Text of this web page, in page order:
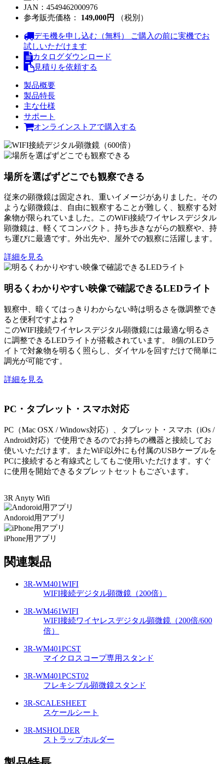
JAN： 4549462000976
参考販売価格：
149,000円 （税別）
デモ機を申し込む（無料）
ご購入の前に実機でお
試しいただけます
カタログダウンロード
見積りを依頼する
製品概要
製品特長
主な仕様
サポート
オンラインストアで購入する
場所を選ばずどこでも観察できる
従来の顕微鏡は固定され、重いイメージがありました。その
ような顕微鏡は、自由に観察することが難しく、観察する対
象物が限られていました。このWiFi接続ワイヤレスデジタル
顕微鏡は、軽くてコンパクト。持ち歩きながらの観察や、持
ち運びに最適です。外出先や、屋外での観察に活躍します。
詳細を見る
明るくわかりやすい映像で確認できるLEDライト
観察中、暗くてはっきりわからない時は明るさを微調整でき
ると便利ですよね？
このWIFI接続ワイヤレスデジタル顕微鏡には最適な明るさ
に調整できるLEDライトが搭載されています。 8個のLEDラ
イトで対象物を明るく照らし、ダイヤルを回すだけで簡単に
調光が可能です。
詳細を見る
PC・タブレット・スマホ対応
PC（Mac OSX / Windows対応）、タブレット・スマホ（iOs /
Android対応）で使用できるのでお持ちの機器と接続してお
使いいただけます。またWiFi以外にも付属のUSBケーブルを
PCに接続すると有線式としてもご使用いただけます。すぐ
に使用を開始できるタブレットセットもございます。
3R Anyty Wifi
Andoroid用アプリ
iPhone用アプリ
関連製品
3R-WM401WIFI
WIFI接続デジタル顕微鏡（200倍）
3R-WM461WIFI
WIFI接続ワイヤレスデジタル顕微鏡（200倍/600
倍）
3R-WM401PCST
マイクロスコープ専用スタンド
3R-WM401PCST02
フレキシブル顕微鏡スタンド
3R-SCALESHEET
スケールシート
3R-MSHOLDER
ストラップホルダー